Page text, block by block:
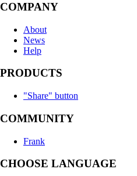
COMPANY
About
News
Help
PRODUCTS
"Share" button
COMMUNITY
Frank
CHOOSE LANGUAGE